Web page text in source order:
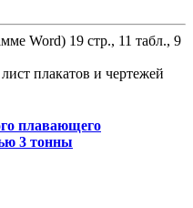
Word) 19 стр., 11 табл., 9
плакатов и чертежей
плавающего
3 тонны